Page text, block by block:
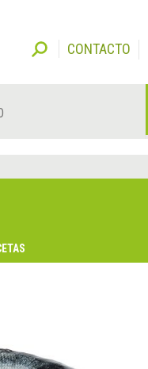
CONTACTO